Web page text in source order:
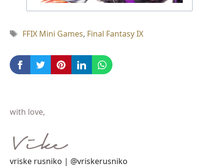
Tag
FFIX Mini Games, Final Fantasy IX
with love,
vriske rusniko | @vriskerusniko